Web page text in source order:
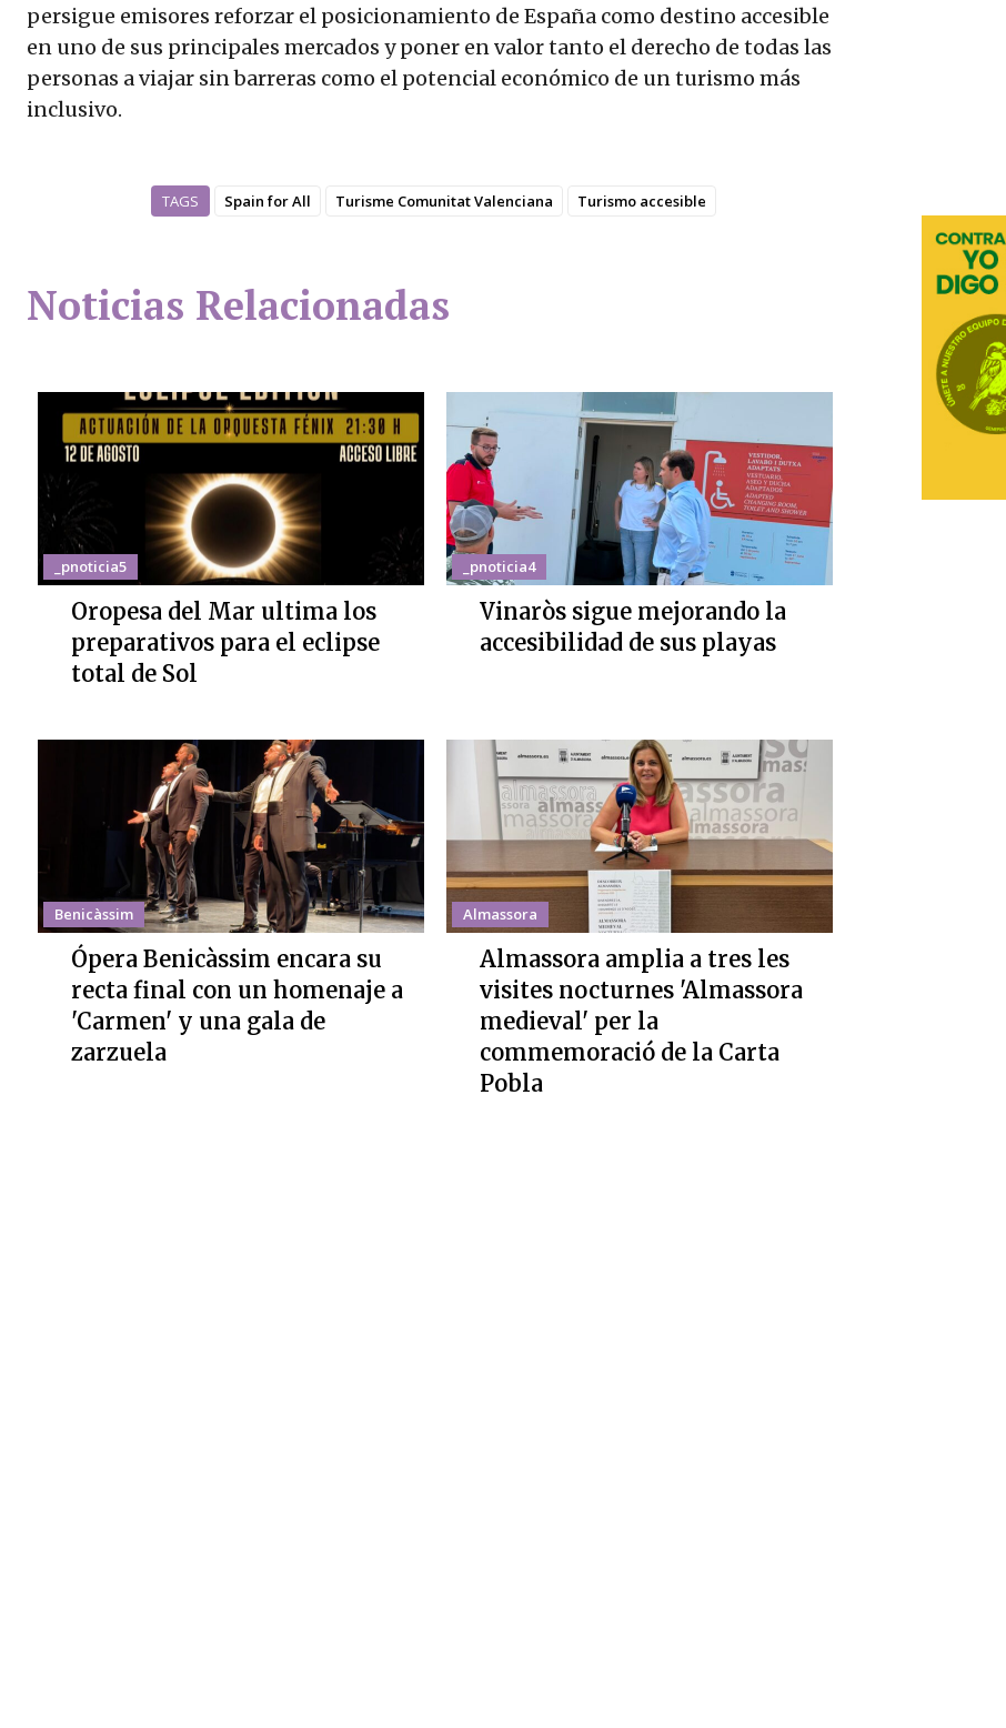
persigue emisores reforzar el posicionamiento de España como destino accesible
en uno de sus principales mercados y poner en valor tanto el derecho de todas las
personas a viajar sin barreras como el potencial económico de un turismo más
inclusivo.
TAGS Spain for All Turisme Comunitat Valenciana Turismo accesible
Noticias Relacionadas
_pnoticia5
Oropesa del Mar ultima los
preparativos para el eclipse
total de Sol
_pnoticia4
Vinaròs sigue mejorando la
accesibilidad de sus playas
Benicàssim
Ópera Benicàssim encara su
recta final con un homenaje a
'Carmen' y una gala de
zarzuela
Almassora
Almassora amplia a tres les
visites nocturnes 'Almassora
medieval' per la
commemoració de la Carta
Pobla